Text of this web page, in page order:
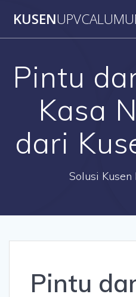
KUSEN
Pintu
Kasa
dari
Solusi Kusen
Pintu